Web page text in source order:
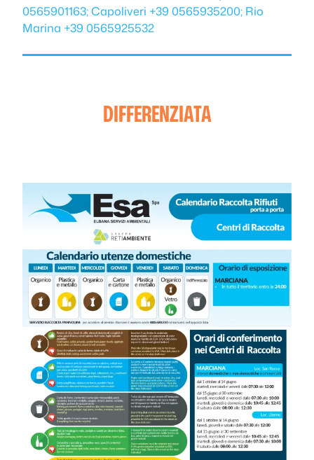
0565901163; Capoliveri +39 0565935200; Rio
Marina +39 0565925532
DIFFERENZIATA